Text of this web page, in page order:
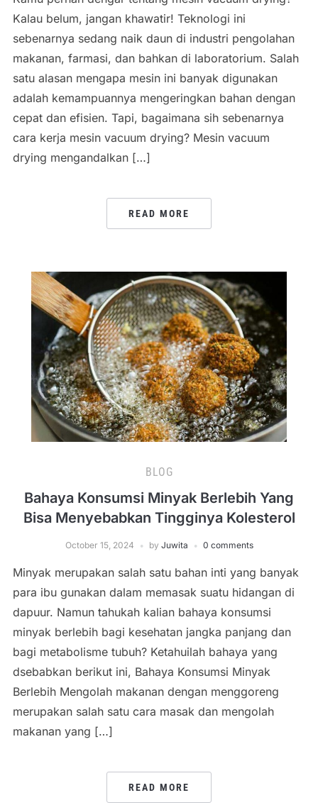
Kalau belum, jangan khawatir! Teknologi ini
sebenarnya sedang naik daun di industri pengolahan
makanan, farmasi, dan bahkan di laboratorium. Salah
satu alasan mengapa mesin ini banyak digunakan
adalah kemampuannya mengeringkan bahan dengan
cepat dan efisien. Tapi, bagaimana sih sebenarnya
cara kerja mesin vacuum drying? Mesin vacuum
drying mengandalkan […]
READ MORE
BLOG
Bahaya Konsumsi Minyak Berlebih Yang
Bisa Menyebabkan Tingginya Kolesterol
October 15, 2024 by Juwita 0 comments
Minyak merupakan salah satu bahan inti yang banyak
para ibu gunakan dalam memasak suatu hidangan di
dapuur. Namun tahukah kalian bahaya konsumsi
minyak berlebih bagi kesehatan jangka panjang dan
bagi metabolisme tubuh? Ketahuilah bahaya yang
dsebabkan berikut ini, Bahaya Konsumsi Minyak
Berlebih Mengolah makanan dengan menggoreng
merupakan salah satu cara masak dan mengolah
makanan yang […]
READ MORE